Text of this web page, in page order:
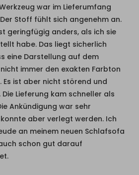
war im Lieferumfang
Stoff fühlt sich angenehm an.
geringfügig anders, als ich sie
habe. Das liegt sicherlich
eine Darstellung auf dem
immer den exakten Farbton
Es ist aber nicht störend und
Lieferung kam schneller als
Ankündigung war sehr
aber verlegt werden. Ich
an meinem neuen Schlafsofa
schon gut darauf